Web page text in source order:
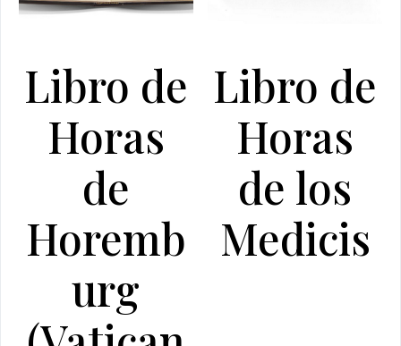
Libro de
Horas
de
Horemb
urg
Libro de
Horas
de los
Medicis